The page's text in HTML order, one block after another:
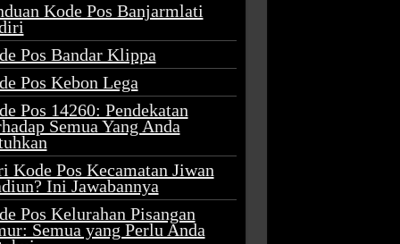
Kode Pos Banjarmlati
Pos Bandar Klippa
Pos Kebon Lega
Pos 14260: Pendekatan
Semua Yang Anda
Kode Pos Kecamatan Jiwan
Ini Jawabannya
Pos Kelurahan Pisangan
Semua yang Perlu Anda